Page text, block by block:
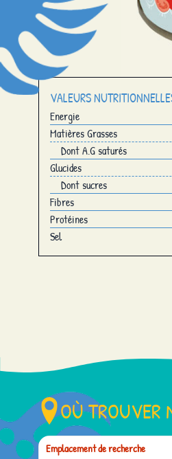
VALEURS
Energie
Matières Grasses
Dont A.G saturés
Glucides
Dont sucres
Fibres
Protéines
Sel
OÙ TROUVER
Emplacement de recherche